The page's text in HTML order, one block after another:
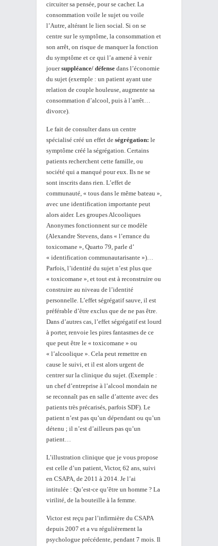
circuiter sa pensée, pour se cacher. La
consommation voile le sujet ou voile
l’Autre, altérant le lien social. Si on se
centre sur le symptôme, la consommation et
son arrêt, on risque de manquer la fonction
du symptôme et ce qui l’a amené à venir
jouersuppléance/ défense dans l’économie
du sujet (exemple : un patient ayant une
relation de couple houleuse, augmente sa
consommation d’alcool, puis à l’arrêt…
divorce).
Le fait de consulter dans un centre
spécialisé créé un effet de ségrégation: le
symptôme créé la ségrégation. Certains
patients recherchent cette famille, ou
société qui a manqué pour eux. Ils ne se
sont inscrits dans rien. L’effet de
communauté, « tous dans le même bateau »,
avec une identification importante peut
alors aider. Les groupes Alcooliques
Anonymes fonctionnent sur ce modèle
(Alexandre Stevens, dans « l’errance du
toxicomane », Quarto 79, parle d’
« identification communautarisante »)…
Parfois, l’identité du sujet n’est plus que
« toxicomane », et tout est à reconstruire ou
construire au niveau de l’identité
personnelle. L’effet ségrégatif sauve, il est
préférable d’être exclus que de ne pas être.
Dans d’autres cas, l’effet ségrégatif est lourd
à porter, renvoie les pires fantasmes de ce
que peut être le « toxicomane » ou
« l’alcoolique ». Cela peut remettre en
cause le suivi, et il est alors urgent de
centrer sur la clinique du sujet. (Exemple :
un chef d’entreprise à l’alcool mondain ne
se reconnaît pas en salle d’attente avec des
patients très précarisés, parfois SDF). Le
patient n’est pas qu’un dépendant ou qu’un
détenu ; il n’est d’ailleurs pas qu’un
patient…
L’illustration clinique que je vous propose
est celle d’un patient, Victor, 62 ans, suivi
en CSAPA, de 2011 à 2014. Je l’ai
intitulée : Qu’est-ce qu’être un homme ? La
virilité, de la bouteille à la femme.
Victor est reçu par l’infirmière du CSAPA
depuis 2007 et a vu régulièrement la
psychologue précédente, pendant 7 mois. Il